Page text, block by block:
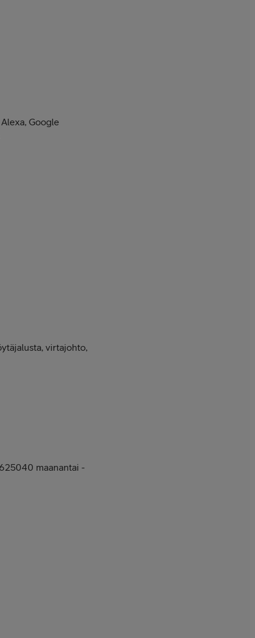
Google
virtajohto,
maanantai -